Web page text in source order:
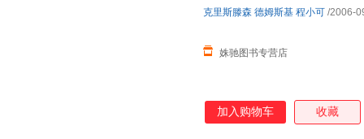
姝驰图书专营店
克里斯滕森 德姆斯基 程小可 /2006-
加入购物车 收藏